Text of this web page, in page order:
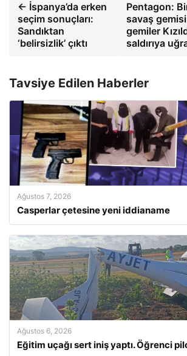
← İspanya’da erken
seçim sonuçları:
Sandıktan
‘belirsizlik’ çıktı
Pentagon:
savaş
gemiler
saldırıya
Tavsiye Edilen Haberler
Ağustos 7, 2026
Casperlar çetesine yeni iddianame
Ağustos 6, 2026
Eğitim uçağı sert iniş yaptı. Öğrenci